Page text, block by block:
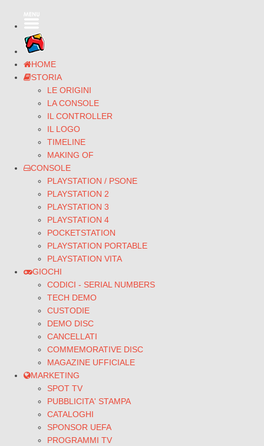
HOME
STORIA
LE ORIGINI
LA CONSOLE
IL CONTROLLER
IL LOGO
TIMELINE
MAKING OF
CONSOLE
PLAYSTATION / PSONE
PLAYSTATION 2
PLAYSTATION 3
PLAYSTATION 4
POCKETSTATION
PLAYSTATION PORTABLE
PLAYSTATION VITA
GIOCHI
CODICI - SERIAL NUMBERS
TECH DEMO
CUSTODIE
DEMO DISC
CANCELLATI
COMMEMORATIVE DISC
MAGAZINE UFFICIALE
MARKETING
SPOT TV
PUBBLICITA' STAMPA
CATALOGHI
SPONSOR UEFA
PROGRAMMI TV